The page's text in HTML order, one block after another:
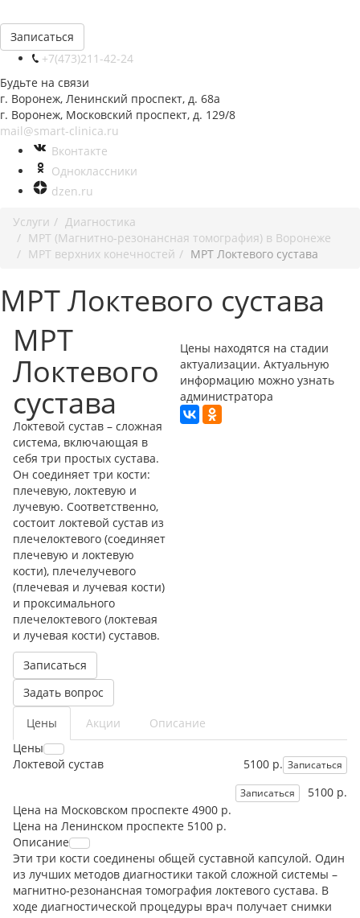
Записаться
+7(473)211-42-24
Будьте на связи
г. Воронеж, Ленинский проспект, д. 68а
г. Воронеж, Московский проспект, д. 129/8
mail@smart-clinica.ru
Вконтакте
Одноклассники
dzen.ru
Услуги
Диагностика
МРТ (Магнитно-резонансная томография) в Воронеже
МРТ верхних конечностей
МРТ Локтевого сустава
МРТ Локтевого сустава
МРТ
Локтевого
сустава
Локтевой сустав – сложная
система, включающая в
себя три простых сустава.
Он соединяет три кости:
плечевую, локтевую и
лучевую. Соответственно,
состоит локтевой сустав из
плечелоктевого (соединяет
плечевую и локтевую
кости), плечелучевого
(плечевая и лучевая кости)
и проксимального
плечелоктевого (локтевая
и лучевая кости) суставов.
Записаться
Задать вопрос
Цены находятся на стадии
актуализации. Актуальную
информацию можно узнать
администратора
Цены Акции
Описание
Цены
Записаться
5100 р.
Локтевой сустав
5100 р.
Записаться
Цена на Московском проспекте 4900 р.
Цена на Ленинском проспекте 5100 р.
Описание
Эти три кости соединены общей суставной капсулой. Один
из лучших методов диагностики такой сложной системы –
магнитно-резонансная томография локтевого сустава. В
ходе диагностической процедуры врач получает снимки